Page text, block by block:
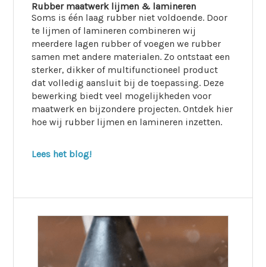
Rubber maatwerk lijmen & lamineren
Soms is één laag rubber niet voldoende. Door
te lijmen of lamineren combineren wij
meerdere lagen rubber of voegen we rubber
samen met andere materialen. Zo ontstaat een
sterker, dikker of multifunctioneel product
dat volledig aansluit bij de toepassing. Deze
bewerking biedt veel mogelijkheden voor
maatwerk en bijzondere projecten. Ontdek hier
hoe wij rubber lijmen en lamineren inzetten.
Lees het blog!